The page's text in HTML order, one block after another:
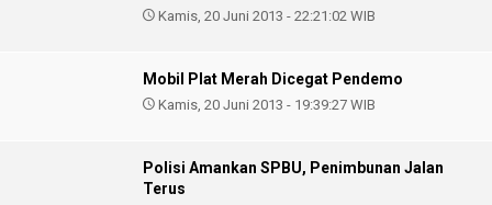
Kamis, 20 Juni 2013 - 22:21:02 WIB
Mobil Plat Merah Dicegat Pendemo
Kamis, 20 Juni 2013 - 19:39:27 WIB
Polisi Amankan SPBU, Penimbunan Jalan
Terus